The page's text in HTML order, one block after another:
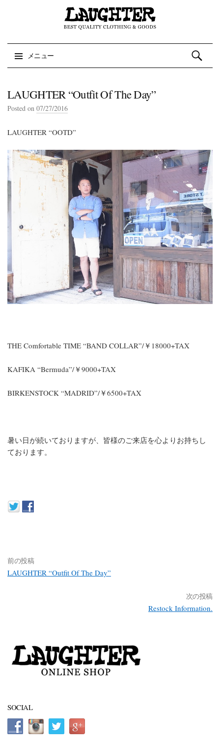
メニュー
検索:
LAUGHTER “Outfit Of The Day”
Posted on 07/27/2016
LAUGHTER “OOTD”
THE Comfortable TIME “BAND COLLAR”/￥18000+TAX
KAFIKA “Bermuda”/￥9000+TAX
BIRKENSTOCK “MADRID”/￥6500+TAX
暑い日が続いておりますが、皆様のご来店を心よりお持ちし
ております。
前の投稿
LAUGHTER “Outfit Of The Day”
次の投稿
Restock Information.
SOCIAL